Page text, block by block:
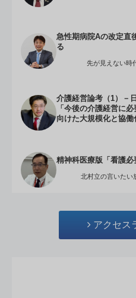
急性期病院Aの改定直
る
先が見えない時
介護経営論考（1）－
「今後の介護経営に
向けた大規模化と協働
精神科医療版「看護必
北村立の言いたい
アクセス